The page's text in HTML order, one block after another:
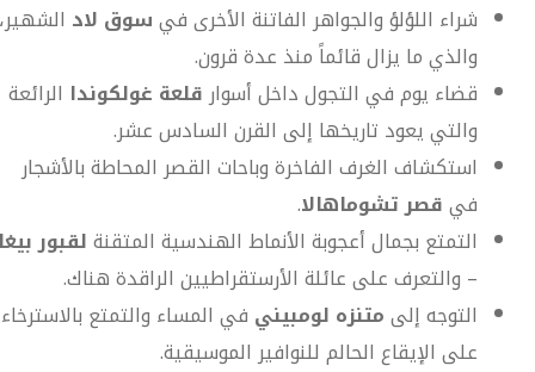
شراء اللؤلؤ والجواهر الفاتنة الأخرى فيسوق لاد الشهير،
والذي ما يزال قائماً منذ عدة قرون.
قضاء يوم في التجول داخل أسوار قلعة غولكوندا الرائعة
والتي يعود تاريخها إلى القرن السادس عشر.
استكشاف الغرف الفاخرة وباحات القصر المحاطة بالأشجار
فيقصر تشوماهالا.
التمتع بجمال أعجوبة الأنماط الهندسية المتقنةلقبور
– والتعرف على عائلة الأرستقراطيين الراقدة هناك.
التوجه إلىمتنزه لومبيني في المساء والتمتع بالاسترخاء
على الإيقاع الحالم للنوافير الموسيقية.